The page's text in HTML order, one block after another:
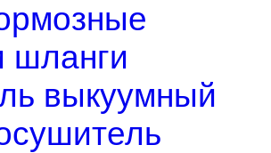
шланги
выкуумный